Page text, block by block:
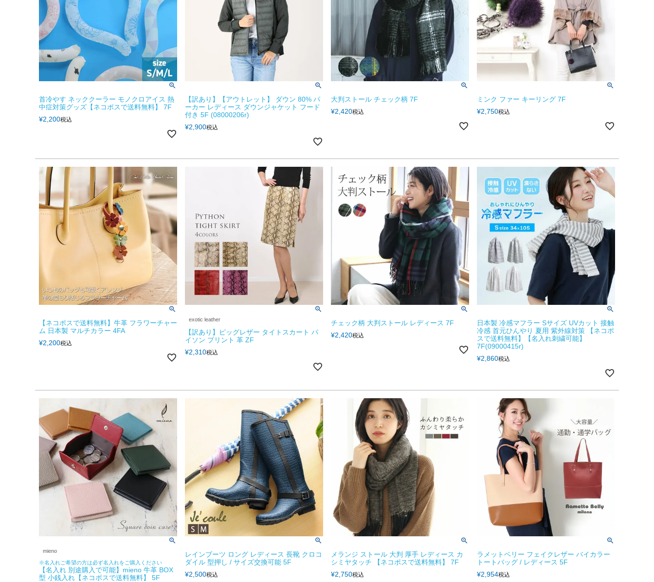
首冷やす ネッククーラー モノクロアイス 熱
中症対策グッズ【ネコポスで送料無料】 7F
¥2,200税込
【訳あり】【アウトレット】 ダウン 80% パ
ーカー レディース ダウンジャケット フード
付き 5F (08000206r)
¥2,900税込
大判ストール チェック柄 7F
¥2,420税込
ミンク ファー キーリング 7F
¥2,750税込
【ネコポスで送料無料】牛革 フラワーチャー
ム 日本製 マルチカラー 4FA
¥2,200税込
exotic leather
【訳あり】ピッグレザー タイトスカート パ
イソン プリント 革 ZF
¥2,310税込
チェック柄 大判ストール レディース 7F
¥2,420税込
日本製 冷感マフラー Sサイズ UVカット 接触
冷感 首元ひんやり 夏用 紫外線対策 【ネコポ
スで送料無料】【名入れ刺繍可能】
7F(09000415r)
¥2,860税込
mieno
※名入れご希望の方は必ず名入れをご購入ください
【名入れ 別途購入で可能】mieno 牛革 BOX
型 小銭入れ【ネコポスで送料無料】 5F
レインブーツ ロング レディース 長靴 クロコ
ダイル 型押し / サイズ交換可能 5F
¥2,500税込
メランジ ストール 大判 厚手 レディース カ
シミヤタッチ 【ネコポスで送料無料】 7F
¥2,750税込
ラメットベリー フェイクレザー バイカラー
トートバッグ / レディース 5F
¥2,954税込